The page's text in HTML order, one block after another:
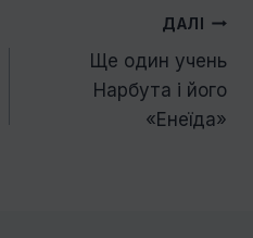
ДАЛІ
Ще один учень
Нарбута і його
«Енеїда»